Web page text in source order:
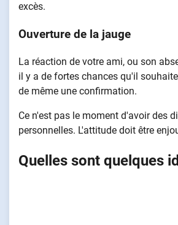
excès.
Ouverture de la jauge
La réaction de votre ami, ou son
il y a de fortes chances qu'il
de même une confirmation.
Ce n'est pas le moment d'avoir des
personnelles. L'attitude doit être
Quelles sont quelques